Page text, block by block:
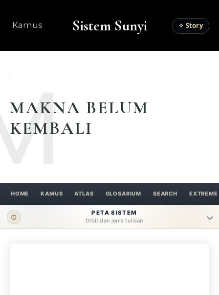
Kamus Sistem Sunyi ✧ Story
MAKNA BELUM
KEMBALI
HOME KAMUS ATLAS GLOSARIUM SEARCH EXTREME
⊙
PETA SISTEM
Orbit dan jenis tulisan